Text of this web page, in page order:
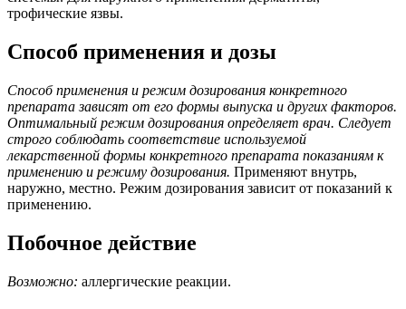
трофические язвы.
Способ применения и дозы
Способ применения и режим дозирования конкретного
препарата зависят от его формы выпуска и других факторов.
Оптимальный режим дозирования определяет врач. Следует
строго соблюдать соответствие используемой
лекарственной формы конкретного препарата показаниям к
применению и режиму дозирования. Применяют внутрь,
наружно, местно. Режим дозирования зависит от показаний к
применению.
Побочное действие
Возможно: аллергические реакции.